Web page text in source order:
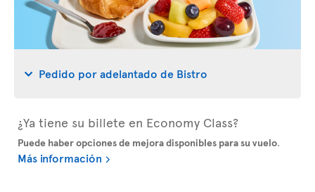
Pedido por adelantado de Bistro
¿Ya tiene su billete en Economy Class?
Puede haber opciones de mejora disponibles para su vuelo.
Más información